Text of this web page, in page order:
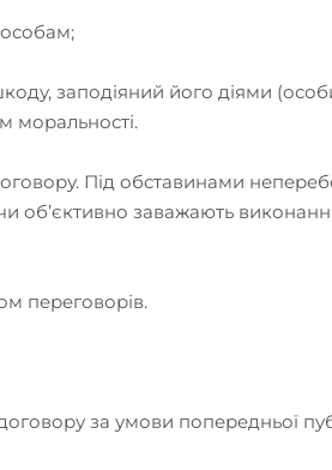
особам;
заподіяний його діями
моральності.
Під обставинами
об’єктивно заважають
переговорів.
за умови попередньої